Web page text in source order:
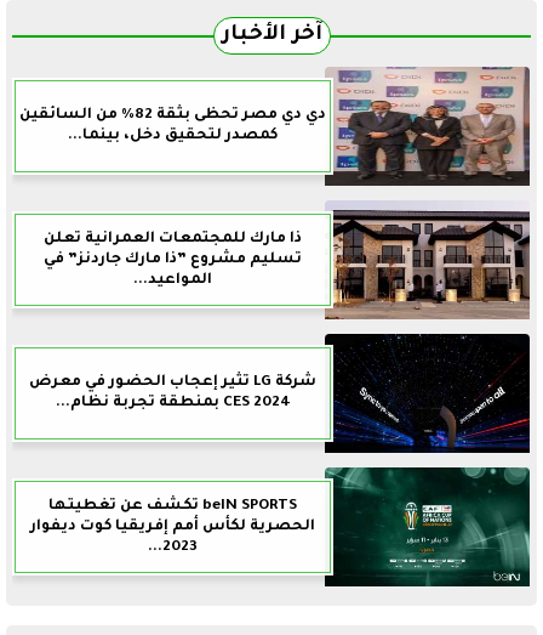
آخر الأخبار
دي دي مصر تحظى بثقة 82% من السائقين
كمصدر لتحقيق دخل، بينما...
ذا مارك للمجتمعات العمرانية تعلن
تسليم مشروع ”ذا مارك جاردنز” في
المواعيد...
شركة LG تثير إعجاب الحضور في معرض
CES 2024 بمنطقة تجربة نظام...
beIN SPORTS تكشف عن تغطيتها
الحصرية لكأس أمم إفريقيا كوت ديفوار
2023...